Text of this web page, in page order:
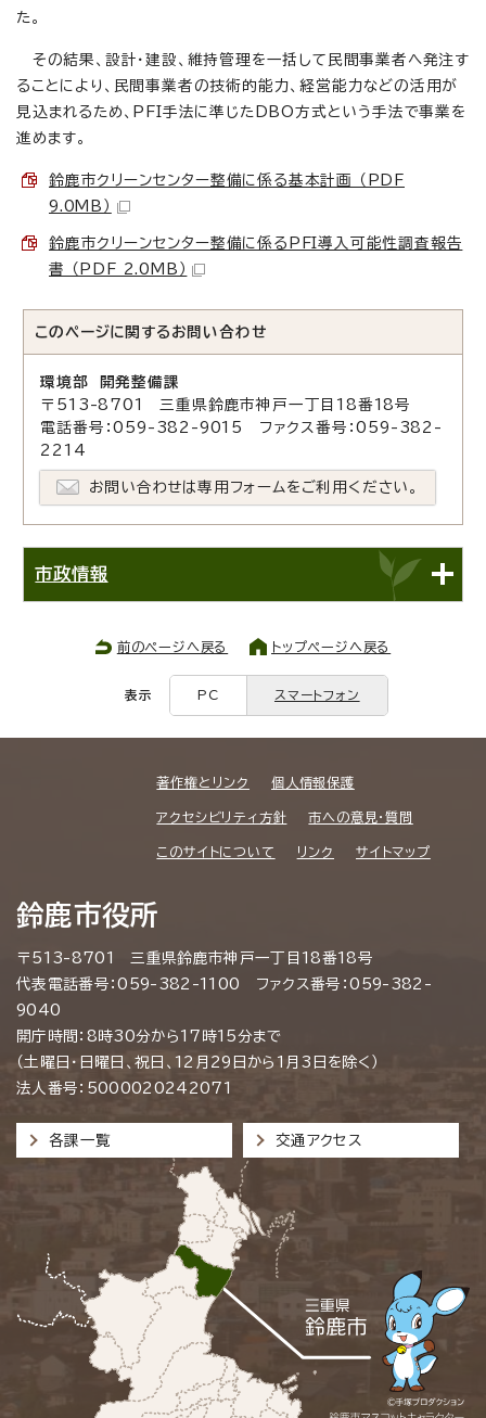
た。
その結果、設計・建設、維持管理を一括して民間事業者へ発注す
ることにより、民間事業者の技術的能力、経営能力などの活用が
見込まれるため、PFI手法に準じたDBO方式という手法で事業を
進めます。
鈴鹿市クリーンセンター整備に係る基本計画 （PDF
9.0MB）
鈴鹿市クリーンセンター整備に係るPFI導入可能性調査報告
書 （PDF 2.0MB）
このページに関する お問い合わせ
環境部 開発整備課
〒513-8701 三重県鈴鹿市神戸一丁目18番18号
電話番号：059-382-9015 ファクス番号：059-382-
2214
お問い合わせは専用フォームをご利用ください。
市政情報
前のページへ戻る トップページへ戻る
表示 PC スマートフォン
著作権とリンク 個人情報保護
アクセシビリティ方針 市への意見・質問
このサイトについて リンク サイトマップ
鈴鹿市役所
〒513-8701 三重県鈴鹿市神戸一丁目18番18号
代表電話番号：059-382-1100 ファクス番号：059-382-
9040
開庁時間：8時30分から17時15分まで
（土曜日・日曜日、祝日、12月29日から1月3日を除く）
法人番号：5000020242071
各課一覧 交通アクセス